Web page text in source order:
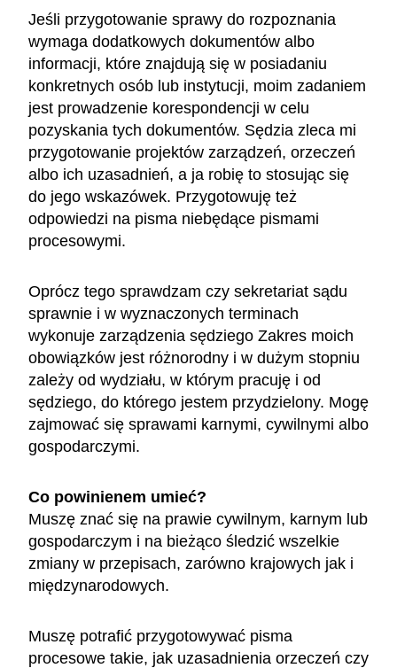
Jeśli przygotowanie sprawy do rozpoznania
wymaga dodatkowych dokumentów albo
informacji, które znajdują się w posiadaniu
konkretnych osób lub instytucji, moim zadaniem
jest prowadzenie korespondencji w celu
pozyskania tych dokumentów. Sędzia zleca mi
przygotowanie projektów zarządzeń, orzeczeń
albo ich uzasadnień, a ja robię to stosując się
do jego wskazówek. Przygotowuję też
odpowiedzi na pisma niebędące pismami
procesowymi.
Oprócz tego sprawdzam czy sekretariat sądu
sprawnie i w wyznaczonych terminach
wykonuje zarządzenia sędziego Zakres moich
obowiązków jest różnorodny i w dużym stopniu
zależy od wydziału, w którym pracuję i od
sędziego, do którego jestem przydzielony. Mogę
zajmować się sprawami karnymi, cywilnymi albo
gospodarczymi.
Co powinienem umieć?
Muszę znać się na prawie cywilnym, karnym lub
gospodarczym i na bieżąco śledzić wszelkie
zmiany w przepisach, zarówno krajowych jak i
międzynarodowych.
Muszę potrafić przygotowywać pisma
procesowe takie, jak uzasadnienia orzeczeń czy